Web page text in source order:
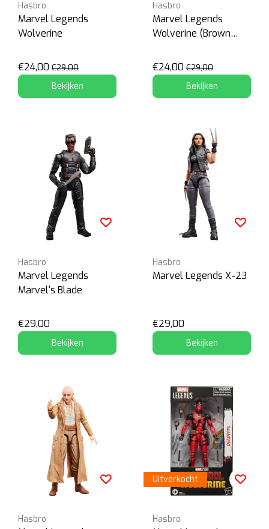
Hasbro
Marvel Legends
Wolverine
€24,00 €29,00
Bekijken
Hasbro
Marvel Legends
Wolverine (Brown
€24,00 €29,00
Bekijken
Hasbro
Marvel Legends
Marvel's Blade
€29,00
Bekijken
Hasbro
Marvel Legends X-23
€29,00
Bekijken
Hasbro
Uitverkocht
Hasbro